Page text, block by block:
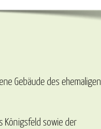
Gebäude des ehemaligen
Königsfeld sowie der